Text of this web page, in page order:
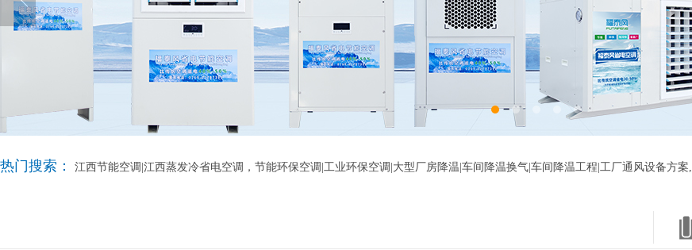
热门搜索： 江西节能空调|江西蒸发冷省电空调，节能环保空调|工业环保空调|大型厂房降温|车间降温换气|车间降温工程|工厂通风设备方案,